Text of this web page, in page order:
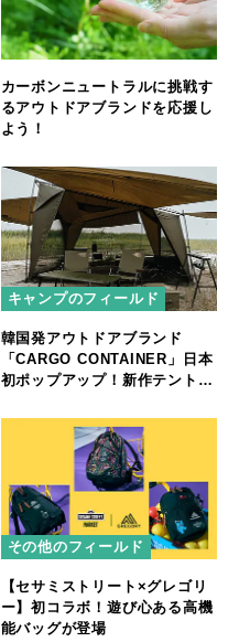
カーボンニュートラルに挑戦す
るアウトドアブランドを応援し
よう！
キャンプのフィールド
韓国発アウトドアブランド
「CARGO CONTAINER」日本
初ポップアップ！新作テント体
その他のフィールド
【セサミストリート×グレゴリ
ー】初コラボ！遊び心ある高機
能バッグが登場